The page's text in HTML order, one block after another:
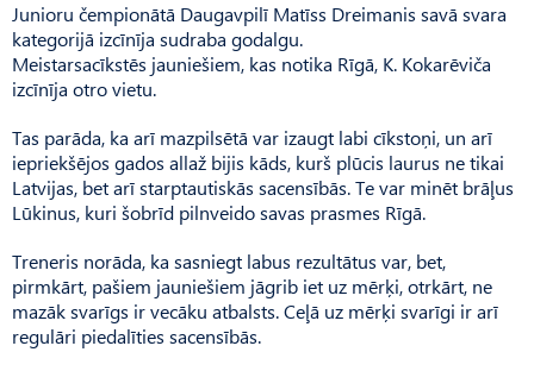
Junioru čempionātā Daugavpilī Matīss Dreimanis savā svara
kategorijā izcīnīja sudraba godalgu.
Meistarsacīkstēs jauniešiem, kas notika Rīgā, K. Kokarēviča
izcīnīja otro vietu.
Tas parāda, ka arī mazpilsētā var izaugt labi cīkstoņi, un arī
iepriekšējos gados allaž bijis kāds, kurš plūcis laurus ne tikai
Latvijas, bet arī starptautiskās sacensībās. Te var minēt brāļus
Lūkinus, kuri šobrīd pilnveido savas prasmes Rīgā.
Treneris norāda, ka sasniegt labus rezultātus var, bet,
pirmkārt, pašiem jauniešiem jāgrib iet uz mērķi, otrkārt, ne
mazāk svarīgs ir vecāku atbalsts. Ceļā uz mērķi svarīgi ir arī
regulāri piedalīties sacensībās.